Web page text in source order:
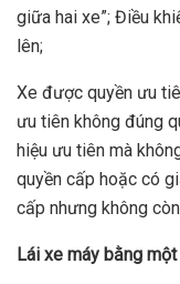
giữa hai xe”; Điều
lên;
Xe được quyền ưu
ưu tiên không đúng
hiệu ưu tiên mà
quyền cấp hoặc có
cấp nhưng không
Lái xe máy bằng